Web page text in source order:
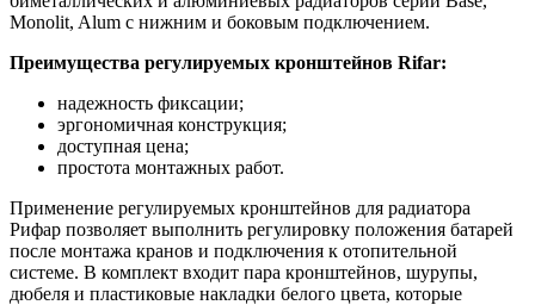
Monolit, Alum с нижним и боковым подключением.
Преимущества регулируемых кронштейнов Rifar:
надежность фиксации;
эргономичная конструкция;
доступная цена;
простота монтажных работ.
Применение регулируемых кронштейнов для радиатора
Рифар позволяет выполнить регулировку положения батарей
после монтажа кранов и подключения к отопительной
системе. В комплект входит пара кронштейнов, шурупы,
дюбеля и пластиковые накладки белого цвета, которые